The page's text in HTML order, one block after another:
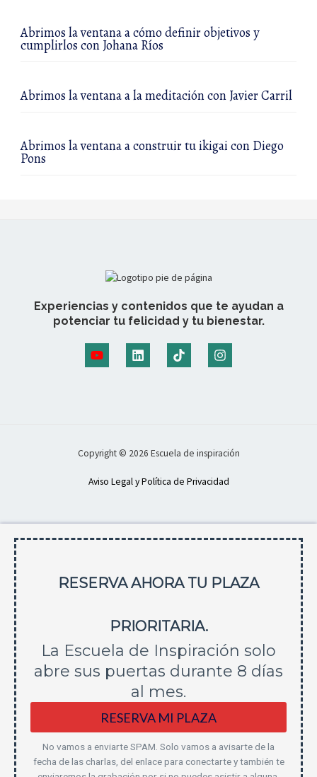
Abrimos la ventana a cómo definir objetivos y
cumplirlos con Johana Ríos
Abrimos la ventana a la meditación con Javier Carril
Abrimos la ventana a construir tu ikigai con Diego
Pons
Experiencias y contenidos que te ayudan a
potenciar tu felicidad y tu bienestar.
Copyright © 2026 Escuela de inspiración
Aviso Legal y Política de Privacidad
RESERVA AHORA TU PLAZA
PRIORITARIA.
La Escuela de Inspiración solo
abre sus puertas durante 8 días
al mes.
RESERVA MI PLAZA
No vamos a enviarte SPAM. Solo vamos a avisarte de la
fecha de las charlas, del enlace para conectarte y también te